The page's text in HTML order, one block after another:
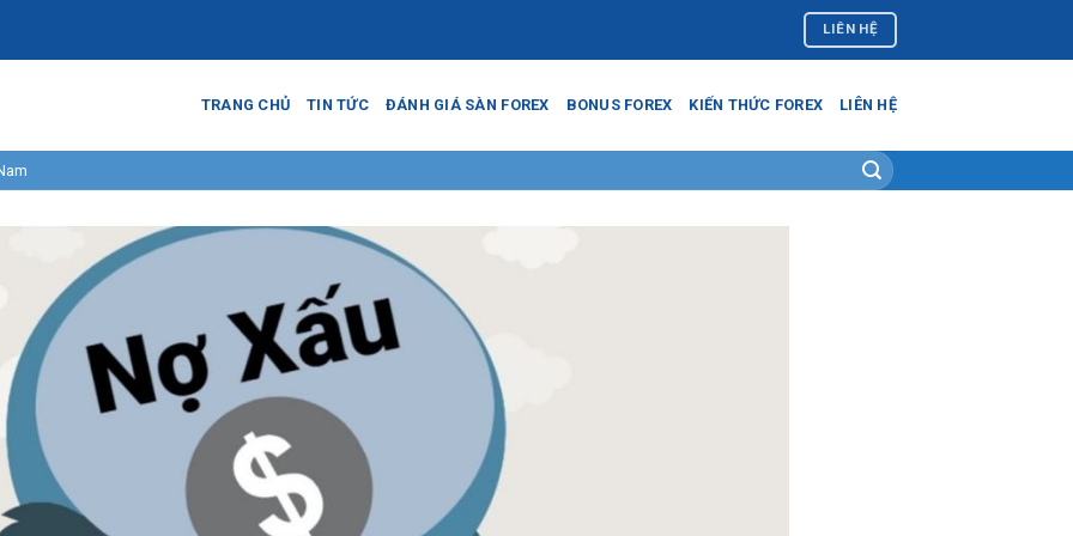
LIÊN HỆ
TRANG CHỦ TIN TỨC ĐÁNH GIÁ SÀN FOREX BONUS FOREX KIẾN THỨC FOREX LIÊN HỆ